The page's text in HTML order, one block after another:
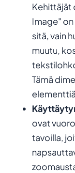
Kehittäjät
Image"
sitä, vain
muutu,
Tämä
ovat
tavoilla,